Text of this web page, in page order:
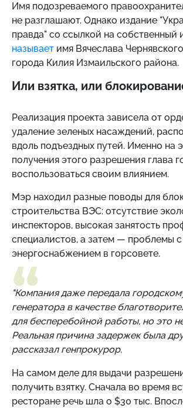
Имя подозреваемого
не разглашают. Однако издание
правда" со ссылкой на собственный
называет имя Вячеслава
города Килия Измаильского района.
Или взятка, или
Реализация проекта зависела от
удаление зеленых насаждений,
вдоль подъездных путей. Именно на
получения этого разрешения глава
воспользоваться своим влиянием.
Мэр находил разные поводы для
строительства ВЭС: отсутствие
инспекторов, высокая занятость
специалистов, а затем — проблемы с
энергоснабжением в горсовете.
"Компания даже передала
генератора в качестве
для бесперебойной работы, но это
Реальная причина задержек была
рассказал генпрокурор.
На самом деле для выдачи
получить взятку. Сначала во время
ресторане речь шла о $30 тыс.